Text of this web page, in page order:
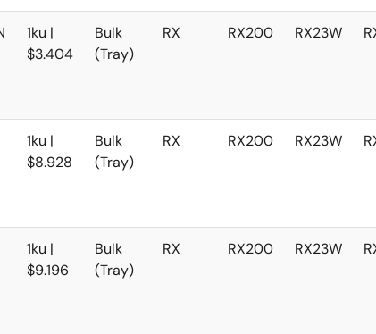
1ku |
$3.404
Bulk
(Tray)
RX RX200 RX23W
1ku |
$8.928
Bulk
(Tray)
RX RX200 RX23W
1ku |
$9.196
Bulk
(Tray)
RX RX200 RX23W